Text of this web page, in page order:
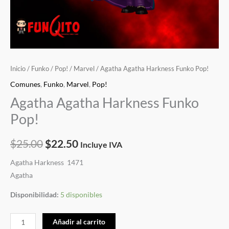
Inicio / Funko / Pop! / Marvel / Agatha Agatha Harkness Funko Pop!
Comunes, Funko, Marvel, Pop!
Agatha Agatha Harkness Funko
Pop!
$25.00 $22.50 Incluye IVA
Agatha Harkness 1471
Agatha
Disponibilidad: 5 disponibles
Añadir al carrito